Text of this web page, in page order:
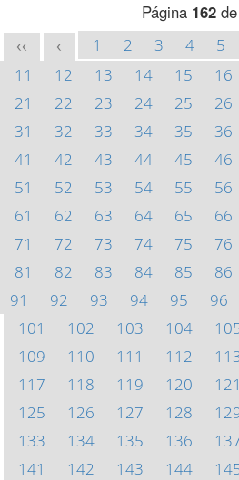
Página 162de
<< < 1 2 3 4 5
11
12 13 14 15 16
21
22 23 24 25 26
31
32 33 34 35 36
41
42 43 44 45 46
51
52 53 54 55 56
61
62 63 64 65 66
71
72 73 74 75 76
81
82 83 84 85 86
91
92 93 94 95 96
101
102 103 104
109
110 111 112
117
118 119 120 121
125
126 127 128
133
134 135 136
141
142 143 144